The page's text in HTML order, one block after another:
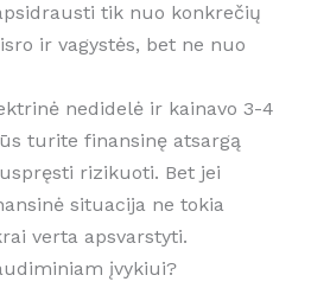
tik nuo konkrečių
ir vagystės, bet ne nuo
nedidelė ir kainavo 3-4
turite finansinę atsargą
rizikuoti. Bet jei
situacija ne tokia
verta apsvarstyti.
įvykiui?